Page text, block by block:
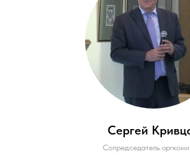
Сергей
Сопредседатель